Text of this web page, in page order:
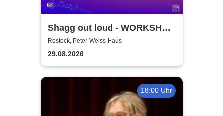
Shagg out loud - WORKSHOP
+ Social Dance | Peter Weiss
Haus Rostock
Rostock, Peter-Weiss-Haus
29.08.2026
18:00 Uhr